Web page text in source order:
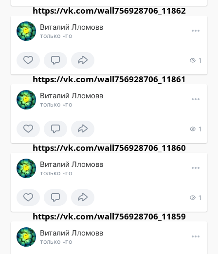
https://vk.com/wall756928706_11862
Виталий Лломовв
только что
1
https://vk.com/wall756928706_11861
Виталий Лломовв
только что
1
https://vk.com/wall756928706_11860
Виталий Лломовв
только что
1
https://vk.com/wall756928706_11859
Виталий Лломовв
только что